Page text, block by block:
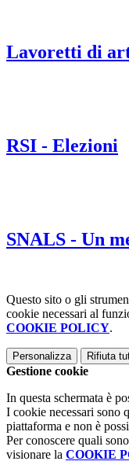
Lavoretti di
RSI - Elezioni
SNALS - Un
Questo sito o gli
cookie necessari al
COOKIE POLICY.
Personalizza Rifiuta
Gestione cookie
In questa schermata è
I cookie necessari sono
piattaforma e non è
Per conoscere quali
visionare la COOKIE